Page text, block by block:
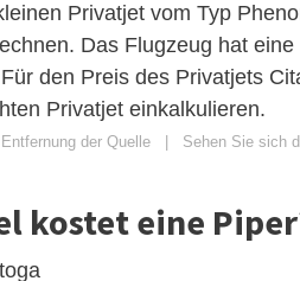
Privatjet vom Typ
Das Flugzeug hat
den Preis des Privatjets
Privatjet einkalkulieren.
der Quelle Sehen Sie sich
kostet eine